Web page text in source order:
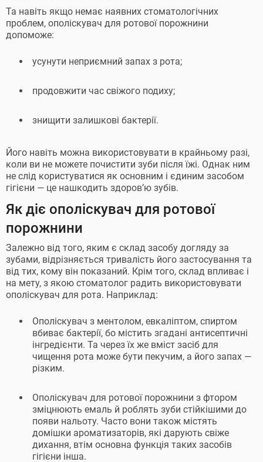
Та навіть якщо немає наявних стоматологічних
проблем, ополіскувач для ротової порожнини
допоможе:
усунути неприємний запах з рота;
продовжити час свіжого подиху;
знищити залишкові бактерії.
Його навіть можна використовувати в крайньому разі,
коли ви не можете почистити зуби після їжі. Однак ним
не слід користуватися як основним і єдиним засобом
гігієни — це нашкодить здоров’ю зубів.
Як діє ополіскувач для ротової
порожнини
Залежно від того, яким є склад засобу догляду за
зубами, відрізняється тривалість його застосування та
від тих, кому він показаний. Крім того, склад впливає і
на мету, з якою стоматолог радить використовувати
ополіскувач для рота. Наприклад:
Ополіскувач з ментолом, евкаліптом, спиртом
вбиває бактерії, бо містить згадані антисептичні
інгредієнти. Та через їх же вміст засіб для
чищення рота може бути пекучим, а його запах —
різким.
Ополіскувач для ротової порожнини з фтором
зміцнюють емаль й роблять зуби стійкішими до
появи нальоту. Часто вони також містять
домішки ароматизаторів, які дарують свіже
дихання, втім основна функція таких засобів
гігієни інша.